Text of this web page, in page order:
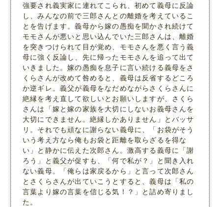
強要され義実家に連れてこられ、初めて義母に反論
し、みんなの前で三郎さんとの離婚を考えているこ
とを告げます。義母から嫁の愚痴を聞かされ続けて
モモさんが悪いと思い込んでいた三郎さんは、離婚
を突きつけられて目が覚め、モモさんを悪く言う義
母に強く反論し、先に帰ったモモさんを追って出て
いきました。嫁の愚痴を息子に言い続ける義母をさ
くらさんが改めて咎めると、義母は反省するどころ
か逆ギレ。義父が義母をなだめながらさくらさんに
絶縁を考え直して欲しいとお願いしますが、さくら
さんは「嫁と嫁の家族を大切にしないお義母さんを
大切にできません。絶縁しかありません」とバッサ
リ。それでも頑なに謝らない義母に、「お袋がそう
いう考え方なら俺もお袋と距離を取らざるを得な
い」と静かに伝えた次郎さん。激高する義母に「謝
ろう」と義父が促すも、「何で私が？」と聞き入れ
ない義母。「俺らは家戻るから」と言って次郎さん
とさくらさんが出ていこうとすると、義母は「私の
言葉より嫁の言葉を信じる気！？」と詰め寄りまし
た。